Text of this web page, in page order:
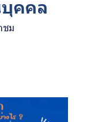
บุคคล
ชม